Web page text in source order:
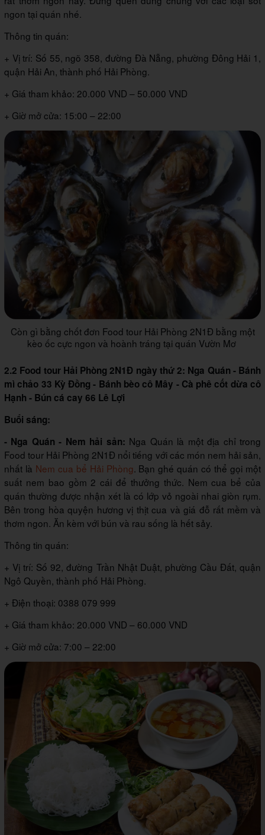
ngon tại quán nhé.
Thông tin quán:
+ Vị trí: Số 55, ngõ 358, đường Đà Nẵng, phường Đông Hải 1,
quận Hải An, thành phố Hải Phòng.
+ Giá tham khảo: 20.000 VND – 50.000 VND
+ Giờ mở cửa: 15:00 – 22:00
Còn gì bằng chốt đơn Food tour Hải Phòng 2N1Đ bằng một
kèo ốc cực ngon và hoành tráng tại quán Vườn Mơ
2.2 Food tour Hải Phòng 2N1Đ ngày thứ 2: Nga Quán - Bánh
mì chảo 33 Kỳ Đồng - Bánh bèo cô Mây - Cà phê cốt dừa cô
Hạnh - Bún cá cay 66 Lê Lợi
Buổi sáng:
- Nga Quán - Nem hải sản: Nga Quán là một địa chỉ trong
Food tour Hải Phòng 2N1Đ nổi tiếng với các món nem hải sản,
nhất là Nem cua bể Hải Phòng. Bạn ghé quán có thể gọi một
suất nem bao gồm 2 cái để thưởng thức. Nem cua bể của
quán thường được nhận xét là có lớp vỏ ngoài nhai giòn rụm.
Bên trong hòa quyện hương vị thịt cua và giá đỗ rất mềm và
thơm ngon. Ăn kèm với bún và rau sống là hết sảy.
Thông tin quán:
+ Vị trí: Số 92, đường Trần Nhật Duật, phường Cầu Đất, quận
Ngô Quyền, thành phố Hải Phòng.
+ Điện thoại: 0388 079 999
+ Giá tham khảo: 20.000 VND – 60.000 VND
+ Giờ mở cửa: 7:00 – 22:00